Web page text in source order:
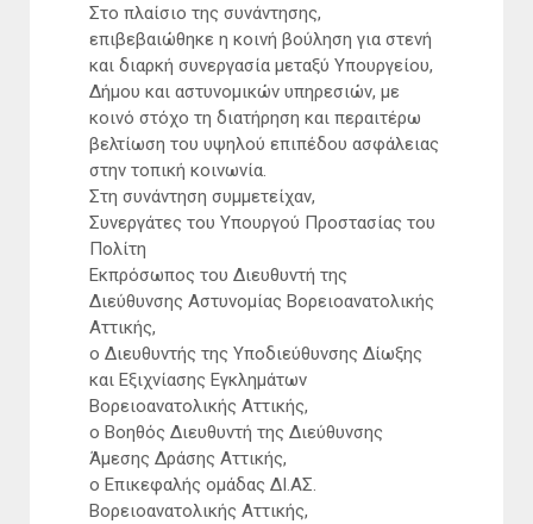
Στο πλαίσιο της συνάντησης,
επιβεβαιώθηκε η κοινή βούληση για στενή
και διαρκή συνεργασία μεταξύ Υπουργείου,
Δήμου και αστυνομικών υπηρεσιών, με
κοινό στόχο τη διατήρηση και περαιτέρω
βελτίωση του υψηλού επιπέδου ασφάλειας
στην τοπική κοινωνία.
Στη συνάντηση συμμετείχαν,
Συνεργάτες του Υπουργού Προστασίας του
Πολίτη
Εκπρόσωπος του Διευθυντή της
Διεύθυνσης Αστυνομίας Βορειοανατολικής
Αττικής,
ο Διευθυντής της Υποδιεύθυνσης Δίωξης
και Εξιχνίασης Εγκλημάτων
Βορειοανατολικής Αττικής,
ο Βοηθός Διευθυντή της Διεύθυνσης
Άμεσης Δράσης Αττικής,
ο Επικεφαλής ομάδας ΔΙ.ΑΣ.
Βορειοανατολικής Αττικής,